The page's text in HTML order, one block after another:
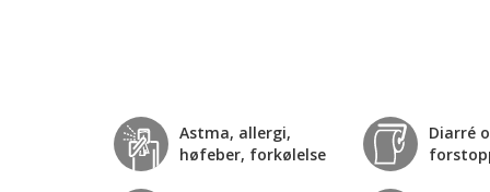
Astma, allergi,
høfeber, forkølelse
Diarré